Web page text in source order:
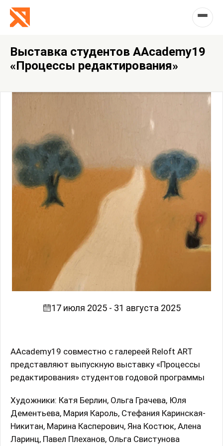
Выставка студентов AAcademy19
«Процессы редактирования»
17 июля 2025 - 31 августа 2025
AAcademy19 совместно с галереей Reloft ART
представляют выпускную выставку «Процессы
редактирования» студентов годовой программы
Художники: Катя Берлин, Ольга Грачева, Юля
Дементьева, Мария Кароль, Стефания Каринская-
Никитан, Марина Касперович, Яна Костюк, Алена
Ларинц, Павел Плеханов, Ольга Свистунова